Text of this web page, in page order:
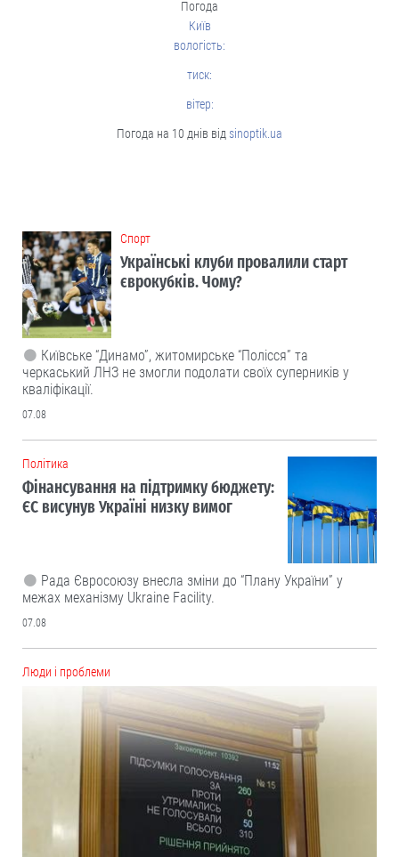
Погода
Київ
вологість:
тиск:
вітер:
Погода на 10 днів відsinoptik.ua
Cпорт
Українські клуби провалили старт
єврокубків. Чому?
Київське “Динамо”, житомирське “Полісся” та
черкаський ЛНЗ не змогли подолати своїх суперників у
кваліфікації.
07.08
Політика
Фінансування на підтримку бюджету:
ЄС висунув Україні низку вимог
Рада Євросоюзу внесла зміни до “Плану України” у
межах механізму Ukraine Facility.
07.08
Люди і проблеми